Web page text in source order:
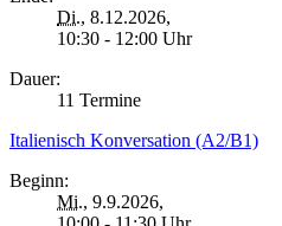
Di., 8.12.2026,
10:30 - 12:00 Uhr
Dauer:
11 Termine
Italienisch Konversation (A2/B1)
Beginn:
Mi., 9.9.2026,